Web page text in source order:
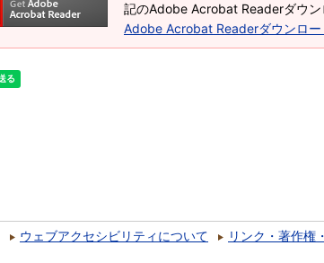
記のAdobe Acrobat Readerダウン
Adobe Acrobat Readerダウンロー
ウェブアクセシビリティについて リンク・著作権